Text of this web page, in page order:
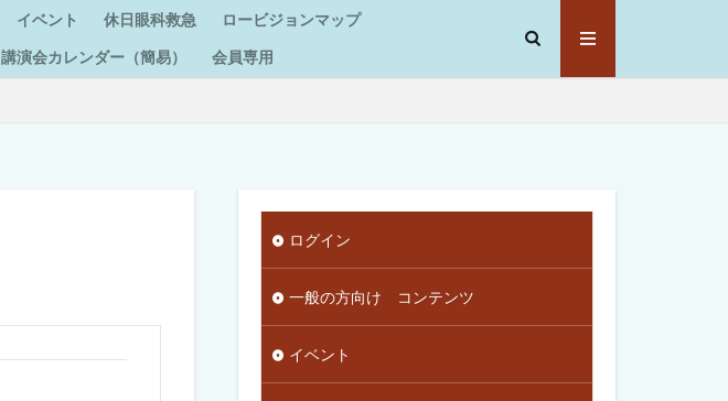
イベント 休日眼科救急
ロービジョンマップ
講演会カレンダー（簡易） 会員専用
ログイン
一般の方向け コンテンツ
イベント